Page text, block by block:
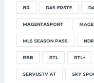
BR DAS ERSTE
MAGENTASPORT
MLS SEASON PASS NDR
RBB RTL RTL+
SERVUSTV AT SKY